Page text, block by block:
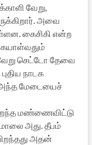
வேறு,
அவை
கைசிகி என்ற
செட்டோ தேவை
நாடக
அந்த மேடையைச்
மண்ணைவிட்டு
அது. தீபம்
அதன்